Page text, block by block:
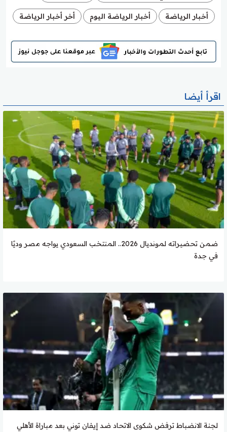
أخبار الرياضة أخبار الرياضة اليوم أخر أخبار الرياضة
اقرأ أيضا
ضمن تحضيراته لمونديال 2026.. المنتخب السعودي يواجه مصر وديًا
في جدة
لجنة الانضباط ترفض شكوى الاتحاد ضد إيفان توني بعد مباراة الأهلي